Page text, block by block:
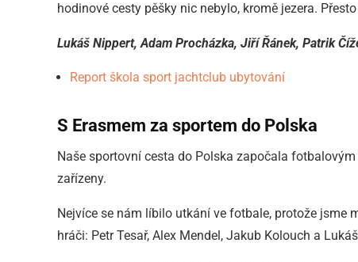
hodinové cesty pěšky nic nebylo, kromě jezera.
Lukáš Nippert, Adam Procházka, Jiří Řánek, Patrik
Report škola sport jachtclub ubytování
S Erasmem za sportem do Polska
Naše sportovní cesta do Polska započala
zařízeny.
Nejvíce se nám líbilo utkání ve fotbale, protože jsme
hráči: Petr Tesař, Alex Mendel, Jakub Kolouch a